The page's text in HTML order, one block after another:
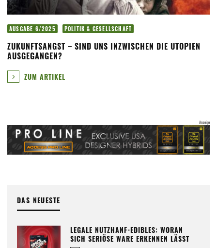
AUSGABE 6/2025 POLITIK & GESELLSCHAFT
ZUKUNFTSANGST – SIND UNS INZWISCHEN DIE UTOPIEN
AUSGEGANGEN?
ZUM ARTIKEL
DAS NEUESTE
LEGALE NUTZHANF-EDIBLES: WORAN
SICH SERIÖSE WARE ERKENNEN LÄSST